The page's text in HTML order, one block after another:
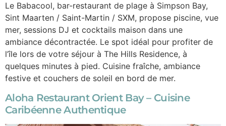
Le Babacool, bar-restaurant de plage à Simpson Bay,
Sint Maarten / Saint-Martin / SXM, propose piscine, vue
mer, sessions DJ et cocktails maison dans une
ambiance décontractée. Le spot idéal pour profiter de
l’île lors de votre séjour à The Hills Residence, à
quelques minutes à pied. Cuisine fraîche, ambiance
festive et couchers de soleil en bord de mer.
Aloha Restaurant Orient Bay – Cuisine
Caribéenne Authentique